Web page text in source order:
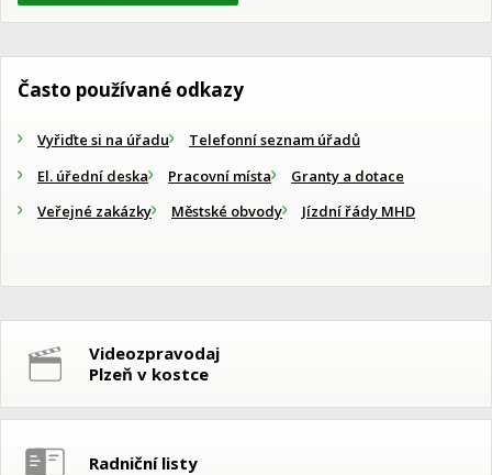
Často používané odkazy
Vyřiďte si na úřadu
Telefonní seznam úřadů
El. úřední deska
Pracovní místa
Granty a dotace
Veřejné zakázky
Městské obvody Jízdní řády MHD
Videozpravodaj
Plzeň v kostce
Radniční listy